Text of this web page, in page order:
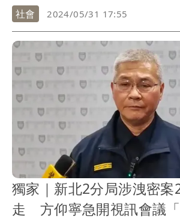
社會
2024/05/31 17:55
獨家｜新北2分局涉洩密案
走 方仰寧急開視訊會議